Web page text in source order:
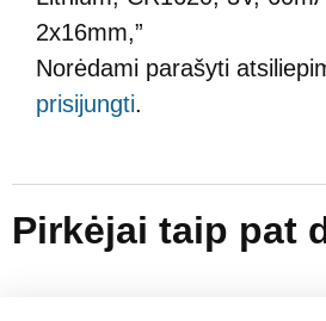
2x16mm,”
Norėdami parašyti
prisijungti.
Pirkėjai taip pat